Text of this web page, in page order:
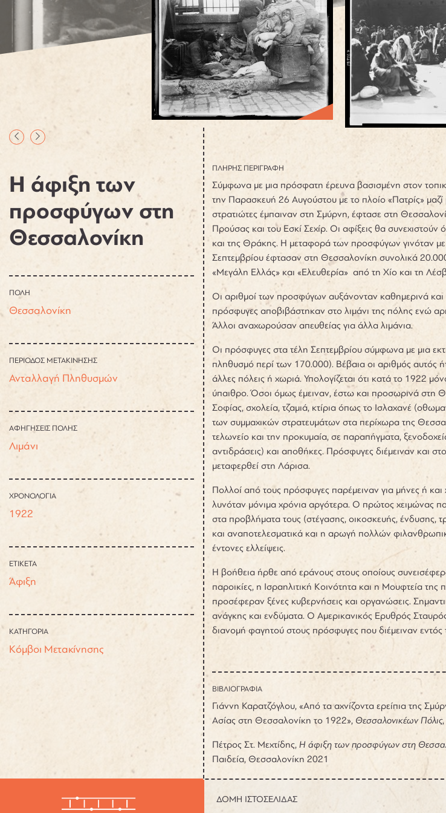
Η άφιξη των
προσφύγων στη
Θεσσαλονίκη
ΠΟΛΗ
Θεσσαλονίκη
ΠΕΡΙΟΔΟΣ ΜΕΤΑΚΙΝΗΣΗΣ
Ανταλλαγή Πληθυσμών
ΑΦΗΓΗΣΕΙΣ ΠΟΛΗΣ
Λιμάνι
ΧΡΟΝΟΛΟΓΙΑ
1922
ΕΤΙΚΕΤΑ
Άφιξη
ΚΑΤΗΓΟΡΙΑ
Κόμβοι Μετακίνησης
ΠΛΗΡΗΣ ΠΕΡΙΓΡΑΦΗ
Σύμφωνα με μια πρόσφατη έρευνα βασισμένη στον
την Παρασκευή 26 Αυγούστου με το πλοίο «Πατρίς» μαζί
στρατιώτες έμπαιναν στη Σμύρνη, έφτασε στη
Προύσας και του Εσκί Σεχίρ. Οι αφίξεις θα
και της Θράκης. Η μεταφορά των προσφύγων γινόταν με
Σεπτεμβρίου έφτασαν στη Θεσσαλονίκη συνολικά
«Μεγάλη Ελλάς» και «Ελευθερία» από τη Χίο και τη
Οι αριθμοί των προσφύγων αυξάνονταν καθημερινά και
πρόσφυγες αποβιβάστηκαν στο λιμάνι της πόλης ενώ
Άλλοι αναχωρούσαν απευθείας για άλλα λιμάνια.
Οι πρόσφυγες στα τέλη Σεπτεμβρίου σύμφωνα με μια
πληθυσμό περί των 170.000). Βέβαια οι αριθμός
άλλες πόλεις ή χωριά. Υπολογίζεται ότι κατά το 1922
ύπαιθρο. Όσοι όμως έμειναν, έστω και προσωρινά στη
Σοφίας, σχολεία, τζαμιά, κτίρια όπως το Ισλαχανέ
των συμμαχικών στρατευμάτων στα περίχωρα της
τελωνείο και την προκυμαία, σε παραπήγματα,
αντιδράσεις) και αποθήκες. Πρόσφυγες διέμειναν και
μεταφερθεί στη Λάρισα.
Πολλοί από τους πρόσφυγες παρέμειναν για μήνες ή
λυνόταν μόνιμα χρόνια αργότερα. Ο πρώτος χειμώνας
στα προβλήματα τους (στέγασης, οικοσκευής,
και αναποτελεσματικά και η αρωγή πολλών
έντονες ελλείψεις.
Η βοήθεια ήρθε από εράνους στους οποίους
παροικίες, η Ισραηλιτική Κοινότητα και η Μουφτεία
προσέφεραν ξένες κυβερνήσεις και οργανώσεις.
ανάγκης και ενδύματα. Ο Αμερικανικός Ερυθρός
διανομή φαγητού στους πρόσφυγες που διέμειναν εντός
ΒΙΒΛΙΟΓΡΑΦΙΑ
Γιάννη Καρατζόγλου, «Από τα αχνίζοντα ερείπια της
Ασίας στη Θεσσαλονίκη το 1922», Θεσσαλονικέων Πόλις
Πέτρος Στ. Μεχτίδης, Η άφιξη των προσφύγων στη
Παιδεία, Θεσσαλονίκη 2021
ΔΟΜΗ ΙΣΤΟΣΕΛΙΔΑΣ